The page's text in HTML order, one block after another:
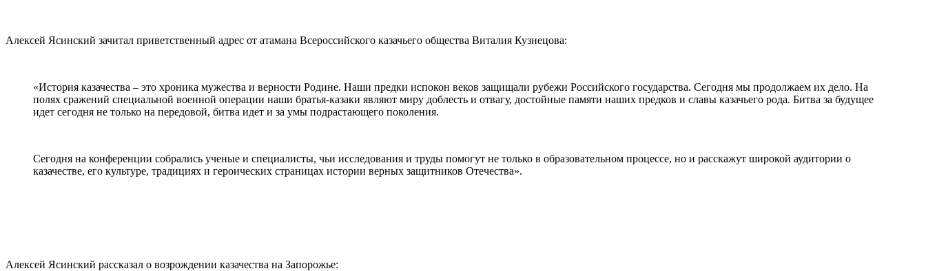
Алексей Ясинский зачитал приветственный адрес от атамана Всероссийского казачьего общества Виталия Кузнецова:
«История казачества – это хроника мужества и верности Родине. Наши предки испокон веков защищали рубежи Российского государства. Сегодня мы продолжаем их дело. На
полях сражений специальной военной операции наши братья-казаки являют миру доблесть и отвагу, достойные памяти наших предков и славы казачьего рода. Битва за будущее
идет сегодня не только на передовой, битва идет и за умы подрастающего поколения.
Сегодня на конференции собрались ученые и специалисты, чьи исследования и труды помогут не только в образовательном процессе, но и расскажут широкой аудитории о
казачестве, его культуре, традициях и героических страницах истории верных защитников Отечества».
Алексей Ясинский рассказал о возрождении казачества на Запорожье: